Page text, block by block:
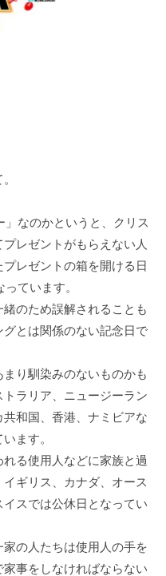
」なのかというと、クリス
レゼントがもらえない人
レゼントの箱を開ける日
ています。
のため誤解されることも
とは関係のない記念日で
まり馴染みのないものかも
ラリア、ニュージーラン
和国、香港、ナミビアな
ます。
る使用人などに家族と過
ギリス、カナダ、オース
スでは公休日となってい
の人たちは使用人の手を
事をしなければならない